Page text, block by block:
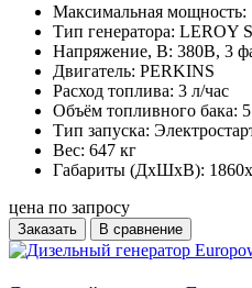
Максимальная мощность:
Тип генератора: LEROY
Напряжение, В: 380В, 3
Двигатель: PERKINS
Расход топлива: 3 л/час
Объём топливного бака:
Тип запуска:
Вес: 647 кг
Габариты (ДхШхВ):
цена по запросу
Заказать В сравнение